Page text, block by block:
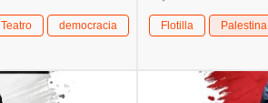
Teatro
democracia
Flotilla Palestina